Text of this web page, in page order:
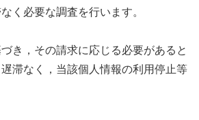
く必要な調査を行います。
き，その請求に応じる必要があると
滞なく，当該個人情報の利用停止等